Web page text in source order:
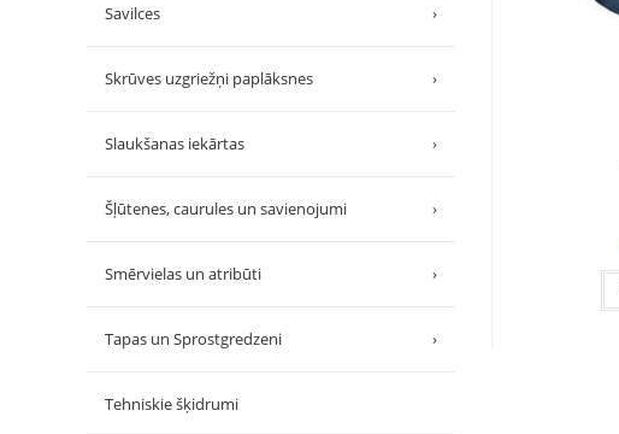
Savilces ›
Skrūves uzgriežņi paplāksnes ›
Slaukšanas iekārtas ›
Šļūtenes, caurules un savienojumi ›
Smērvielas un atribūti ›
Tapas un Sprostgredzeni ›
Tehniskie šķidrumi